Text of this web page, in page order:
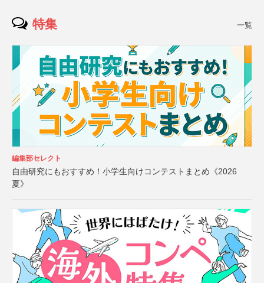
特集 一覧
編集部セレクト
自由研究にもおすすめ！小学生向けコンテストまとめ《2026
夏》